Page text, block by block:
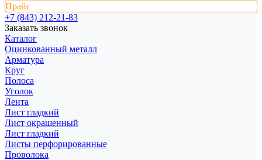
Прайс
+7 (843) 212-21-83
Заказать звонок
Каталог
Оцинкованный металл
Арматура
Круг
Полоса
Уголок
Лента
Лист гладкий
Лист окрашенный
Лист гладкий
Листы перфорированные
Проволока